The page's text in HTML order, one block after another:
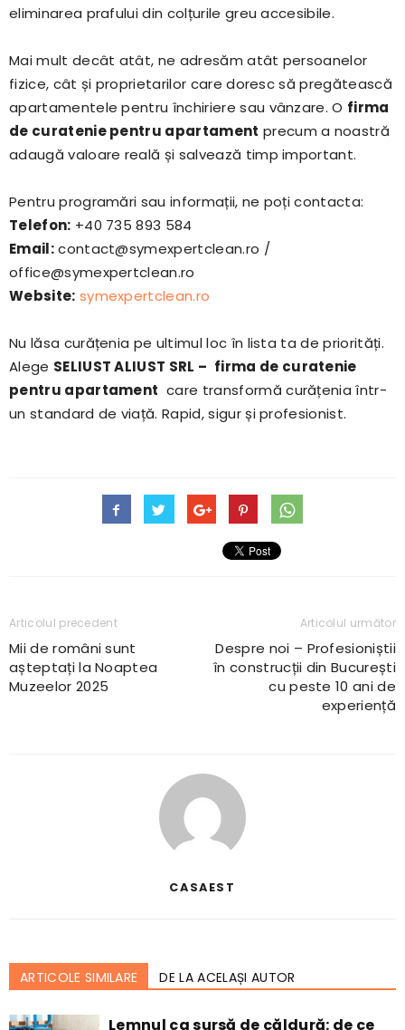
eliminarea prafului din colțurile greu accesibile.
Mai mult decât atât, ne adresăm atât persoanelor
fizice, cât și proprietarilor care doresc să pregătească
apartamentele pentru închiriere sau vânzare. O firma
de curatenie pentru apartament precum a noastră
adaugă valoare reală și salvează timp important.
Pentru programări sau informații, ne poți contacta:
Telefon: +40 735 893 584
Email:contact@symexpertclean.ro /
office@symexpertclean.ro
Website: symexpertclean.ro
Nu lăsa curățenia pe ultimul loc în lista ta de priorități.
Alege SELIUST ALIUST SRL – firma de curatenie
pentru apartament care transformă curățenia într-
un standard de viață. Rapid, sigur și profesionist.
Articolul precedent
Mii de români sunt
așteptați la Noaptea
Muzeelor 2025
Articolul următor
Despre noi – Profesioniștii
în construcții din București
cu peste 10 ani de
experiență
CASAEST
ARTICOLE SIMILARE DE LA ACELAȘI AUTOR
Lemnul ca sursă de căldură: de ce